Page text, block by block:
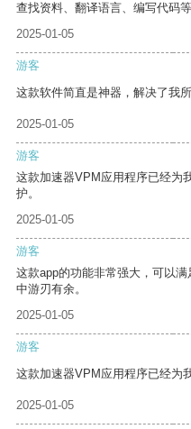
查找资料、翻译语言、编写代码等
2025-01-05
游客
这款软件简直是神器，解决了我所
2025-01-05
游客
这款加速器VPM应用程序已经为
护。
2025-01-05
游客
这款app的功能非常强大，可以
中游刃有余。
2025-01-05
游客
这款加速器VPM应用程序已经为
2025-01-05